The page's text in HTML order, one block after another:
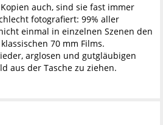
auch, sind sie fast immer
fotografiert: 99% aller
einmal in einzelnen Szenen den
70 mm Films.
arglosen und gutgläubigen
aus der Tasche zu ziehen.